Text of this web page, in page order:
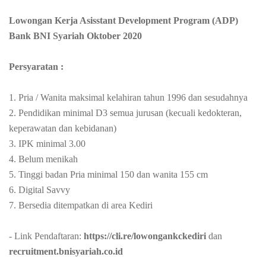
Lowongan Kerja Asisstant Development Program (ADP)
Bank BNI Syariah Oktober 2020
Persyaratan :
1. Pria / Wanita maksimal kelahiran tahun 1996 dan sesudahnya
2. Pendidikan minimal D3 semua jurusan (kecuali kedokteran,
keperawatan dan kebidanan)
3. IPK minimal 3.00
4. Belum menikah
5. Tinggi badan Pria minimal 150 dan wanita 155 cm
6. Digital Savvy
7. Bersedia ditempatkan di area Kediri
- Link Pendaftaran: https://cli.re/lowongankckediri dan
recruitment.bnisyariah.co.id